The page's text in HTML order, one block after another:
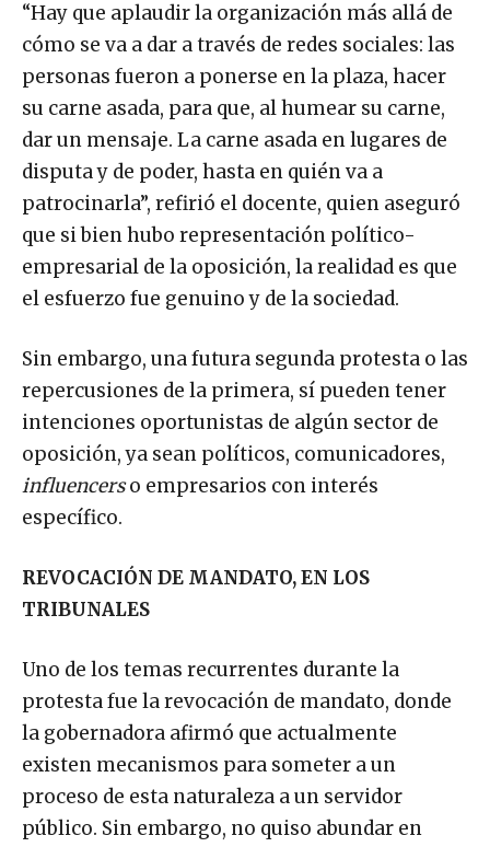
“Hay que aplaudir la organización más allá de
cómo se va a dar a través de redes sociales: las
personas fueron a ponerse en la plaza, hacer
su carne asada, para que, al humear su carne,
dar un mensaje. La carne asada en lugares de
disputa y de poder, hasta en quién va a
patrocinarla”, refirió el docente, quien aseguró
que si bien hubo representación político-
empresarial de la oposición, la realidad es que
el esfuerzo fue genuino y de la sociedad.
Sin embargo, una futura segunda protesta o las
repercusiones de la primera, sí pueden tener
intenciones oportunistas de algún sector de
oposición, ya sean políticos, comunicadores,
influencerso empresarios con interés
específico.
REVOCACIÓN DE MANDATO, EN LOS
TRIBUNALES
Uno de los temas recurrentes durante la
protesta fue la revocación de mandato, donde
la gobernadora afirmó que actualmente
existen mecanismos para someter a un
proceso de esta naturaleza a un servidor
público. Sin embargo, no quiso abundar en